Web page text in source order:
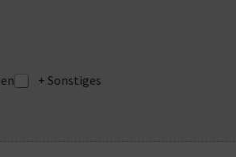
+ Sonstiges